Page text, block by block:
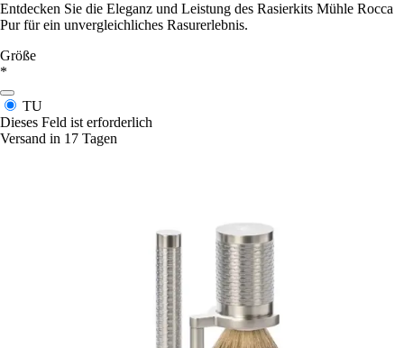
Entdecken Sie die Eleganz und Leistung des Rasierkits Mühle Rocca
Pur für ein unvergleichliches Rasurerlebnis.
Größe
*
TU
Dieses Feld ist erforderlich
Versand in 17 Tagen